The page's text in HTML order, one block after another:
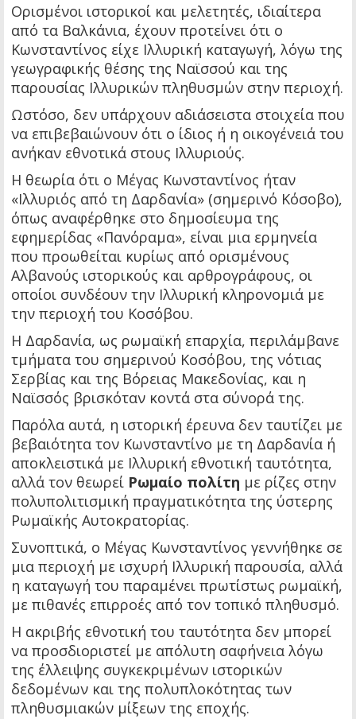
Ορισμένοι ιστορικοί και μελετητές, ιδιαίτερα
από τα Βαλκάνια, έχουν προτείνει ότι ο
Κωνσταντίνος είχε Ιλλυρική καταγωγή, λόγω της
γεωγραφικής θέσης της Ναϊσσού και της
παρουσίας Ιλλυρικών πληθυσμών στην περιοχή.
Ωστόσο, δεν υπάρχουν αδιάσειστα στοιχεία που
να επιβεβαιώνουν ότι ο ίδιος ή η οικογένειά του
ανήκαν εθνοτικά στους Ιλλυριούς.
Η θεωρία ότι ο Μέγας Κωνσταντίνος ήταν
«Ιλλυριός από τη Δαρδανία» (σημερινό Κόσοβο),
όπως αναφέρθηκε στο δημοσίευμα της
εφημερίδας «Πανόραμα», είναι μια ερμηνεία
που προωθείται κυρίως από ορισμένους
Αλβανούς ιστορικούς και αρθρογράφους, οι
οποίοι συνδέουν την Ιλλυρική κληρονομιά με
την περιοχή του Κοσόβου.
Η Δαρδανία, ως ρωμαϊκή επαρχία, περιλάμβανε
τμήματα του σημερινού Κοσόβου, της νότιας
Σερβίας και της Βόρειας Μακεδονίας, και η
Ναϊσσός βρισκόταν κοντά στα σύνορά της.
Παρόλα αυτά, η ιστορική έρευνα δεν ταυτίζει με
βεβαιότητα τον Κωνσταντίνο με τη Δαρδανία ή
αποκλειστικά με Ιλλυρική εθνοτική ταυτότητα,
αλλά τον θεωρεί Ρωμαίο πολίτη με ρίζες στην
πολυπολιτισμική πραγματικότητα της ύστερης
Ρωμαϊκής Αυτοκρατορίας.
Συνοπτικά, ο Μέγας Κωνσταντίνος γεννήθηκε σε
μια περιοχή με ισχυρή Ιλλυρική παρουσία, αλλά
η καταγωγή του παραμένει πρωτίστως ρωμαϊκή,
με πιθανές επιρροές από τον τοπικό πληθυσμό.
Η ακριβής εθνοτική του ταυτότητα δεν μπορεί
να προσδιοριστεί με απόλυτη σαφήνεια λόγω
της έλλειψης συγκεκριμένων ιστορικών
δεδομένων και της πολυπλοκότητας των
πληθυσμιακών μίξεων της εποχής.